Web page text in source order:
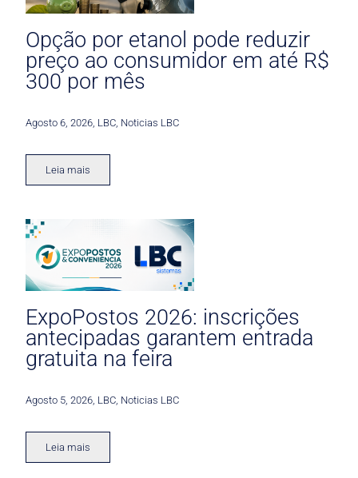
Opção por etanol pode reduzir
preço ao consumidor em até R$
300 por mês
Agosto 6, 2026 LBC Noticias LBC
Leia mais
ExpoPostos 2026: inscrições
antecipadas garantem entrada
gratuita na feira
Agosto 5, 2026 LBC Noticias LBC
Leia mais